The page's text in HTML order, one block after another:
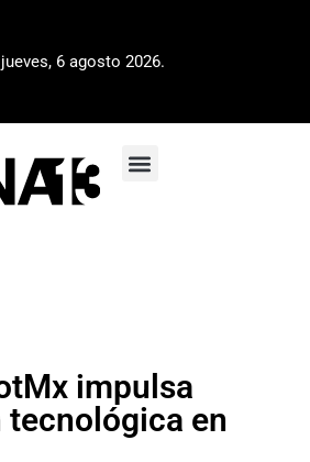
jueves, 6 agosto 2026.
impulsa
en